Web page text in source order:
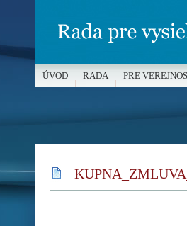
ÚVOD RADA PRE